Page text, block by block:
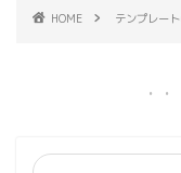
HOME テンプレー